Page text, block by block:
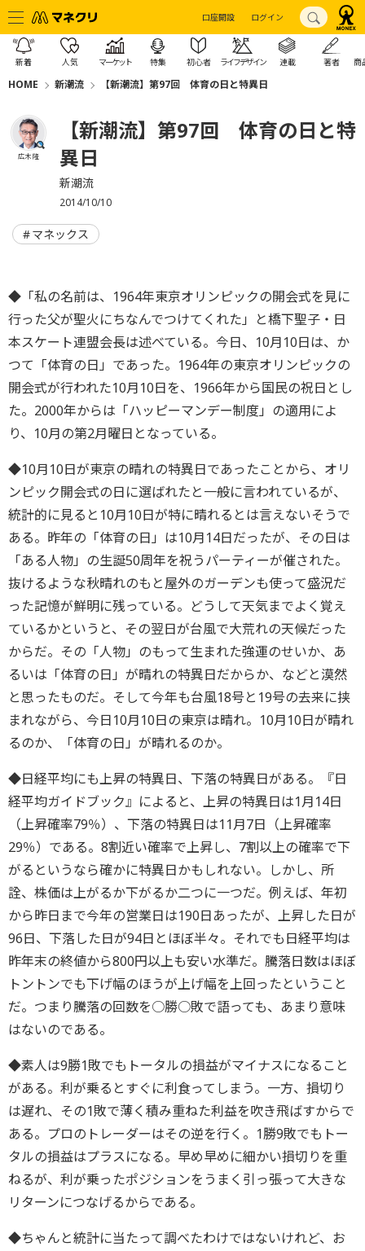
口座開設 ログイン
新着 人気 マーケット 特集 初心者 ライフデザイン 連載 著者 商
HOME 新潮流 【新潮流】第97回 体育の日と特異日
広木 隆
【新潮流】第97回 体育の日と特
異日
新潮流
2014/10/10
マネックス
◆「私の名前は、1964年東京オリンピックの開会式を見に
行った父が聖火にちなんでつけてくれた」と橋下聖子・日
本スケート連盟会長は述べている。今日、10月10日は、か
つて「体育の日」であった。1964年の東京オリンピックの
開会式が行われた10月10日を、1966年から国民の祝日とし
た。2000年からは「ハッピーマンデー制度」の適用によ
り、10月の第2月曜日となっている。
◆10月10日が東京の晴れの特異日であったことから、オリ
ンピック開会式の日に選ばれたと一般に言われているが、
統計的に見ると10月10日が特に晴れるとは言えないそうで
ある。昨年の「体育の日」は10月14日だったが、その日は
「ある人物」の生誕50周年を祝うパーティーが催された。
抜けるような秋晴れのもと屋外のガーデンも使って盛況だ
った記憶が鮮明に残っている。どうして天気までよく覚え
ているかというと、その翌日が台風で大荒れの天候だった
からだ。その「人物」のもって生まれた強運のせいか、あ
るいは「体育の日」が晴れの特異日だからか、などと漠然
と思ったものだ。そして今年も台風18号と19号の去来に挟
まれながら、今日10月10日の東京は晴れ。10月10日が晴れ
るのか、「体育の日」が晴れるのか。
◆日経平均にも上昇の特異日、下落の特異日がある。『日
経平均ガイドブック』によると、上昇の特異日は1月14日
（上昇確率79％）、下落の特異日は11月7日（上昇確率
29％）である。8割近い確率で上昇し、7割以上の確率で下
がるというなら確かに特異日かもしれない。しかし、所
詮、株価は上がるか下がるか二つに一つだ。例えば、年初
から昨日まで今年の営業日は190日あったが、上昇した日が
96日、下落した日が94日とほぼ半々。それでも日経平均は
昨年末の終値から800円以上も安い水準だ。騰落日数はほぼ
トントンでも下げ幅のほうが上げ幅を上回ったということ
だ。つまり騰落の回数を○勝○敗で語っても、あまり意味
はないのである。
◆素人は9勝1敗でもトータルの損益がマイナスになること
がある。利が乗るとすぐに利食ってしまう。一方、損切り
は遅れ、その1敗で薄く積み重ねた利益を吹き飛ばすからで
ある。プロのトレーダーはその逆を行く。1勝9敗でもトー
タルの損益はプラスになる。早め早めに細かい損切りを重
ねるが、利が乗ったポジションをうまく引っ張って大きな
リターンにつなげるからである。
◆ちゃんと統計に当たって調べたわけではないけれど、お